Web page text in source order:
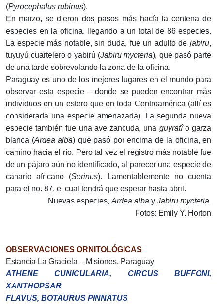
(Pyrocephalus rubinus).
En marzo, se dieron dos pasos más hacía la centena de
especies en la oficina, llegando a un total de 86 especies.
La especie más notable, sin duda, fue un adulto de jabiru,
tuyuyú cuartelero o yabirú (Jabiru mycteria), que pasó parte
de una tarde sobrevolando la zona de la oficina.
Paraguay es uno de los mejores lugares en el mundo para
observar esta especie – donde se pueden encontrar más
individuos en un estero que en toda Centroamérica (allí es
considerada una especie amenazada). La segunda nueva
especie también fue una ave zancuda, una guyratîo garza
blanca (Ardea alba) que pasó por encima de la oficina, en
camino hacia el río. Pero tal vez el registro más notable fue
de un pájaro aún no identificado, al parecer una especie de
canario africano (Serinus). Lamentablemente no cuenta
para el no. 87, el cual tendrá que esperar hasta abril.
Nuevas especies, Ardea alba y Jabiru mycteria.
Fotos: Emily Y. Horton
OBSERVACIONES ORNITOLÓGICAS
Estancia La Graciela – Misiones, Paraguay
ATHENE CUNICULARIA, CIRCUS BUFFONI,
XANTHOPSAR
FLAVUS, BOTAURUS PINNATUS